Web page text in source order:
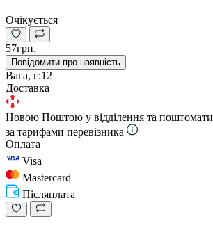
Очікується
57грн.
Повідомити про наявність
Вага, г:12
Доставка
Новою Поштою у відділення та поштомати
за тарифами перевізника
Оплата
Visa
Mastercard
Післяплата